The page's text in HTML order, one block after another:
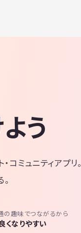
う
ミュニティアプリ。
の趣味でつながるから
くなりやすい